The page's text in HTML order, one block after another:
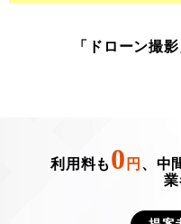
「ドローン撮
利用料も 0 円 、中